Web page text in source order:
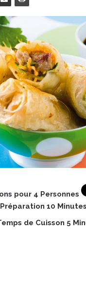
pour 4 Personnes
Préparation 10 Minutes
de Cuisson 5